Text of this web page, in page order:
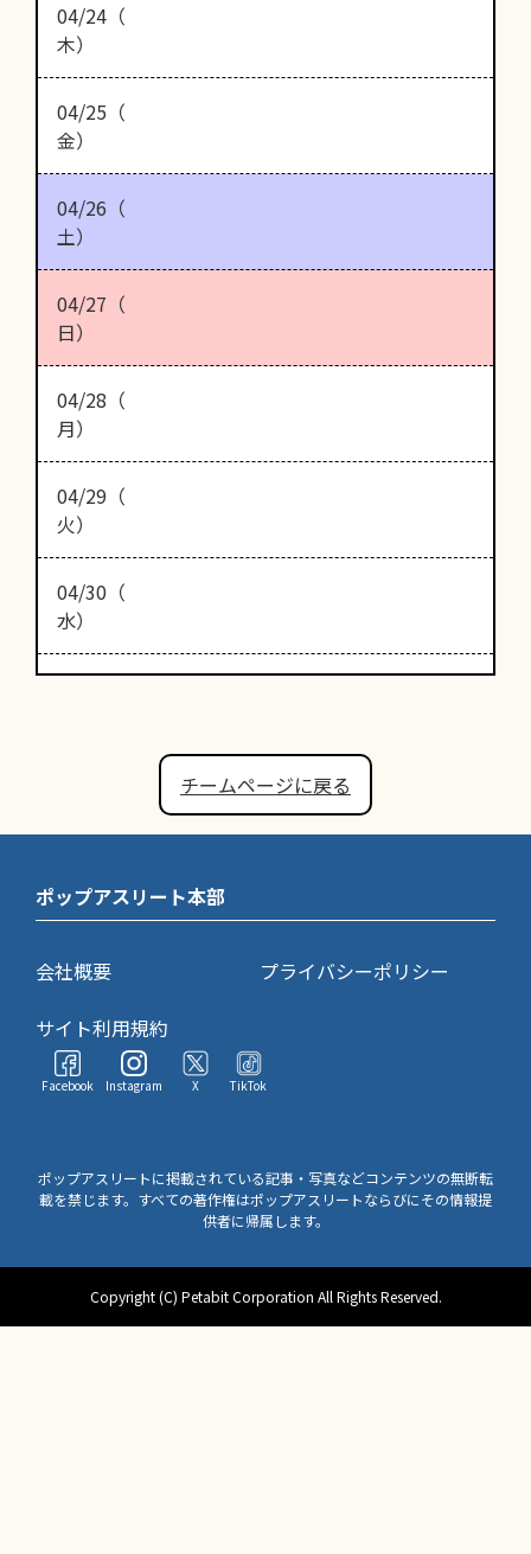
04/24（
木）
04/25（
金）
04/26（
土）
04/27（
日）
04/28（
月）
04/29（
火）
04/30（
水）
チームページに戻る
ポップアスリート本部
会社概要
プライバシーポリシー
サイト利用規約
Facebook Instagram X TikTok
ポップアスリートに掲載されている記事・写真などコンテンツの無断転
載を禁じます。すべての著作権はポップアスリートならびにその情報提
供者に帰属します。
Copyright (C) Petabit Corporation All Rights Reserved.